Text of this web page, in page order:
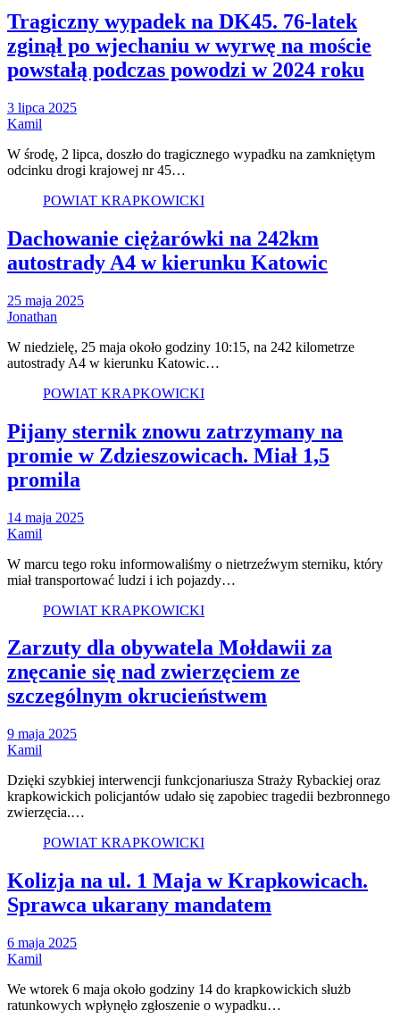
Tragiczny wypadek na DK45. 76-latek
zginął po wjechaniu w wyrwę na moście
powstałą podczas powodzi w 2024 roku
3 lipca 2025
Kamil
W środę, 2 lipca, doszło do tragicznego wypadku na zamkniętym
odcinku drogi krajowej nr 45…
POWIAT KRAPKOWICKI
Dachowanie ciężarówki na 242km
autostrady A4 w kierunku Katowic
25 maja 2025
Jonathan
W niedzielę, 25 maja około godziny 10:15, na 242 kilometrze
autostrady A4 w kierunku Katowic…
POWIAT KRAPKOWICKI
Pijany sternik znowu zatrzymany na
promie w Zdzieszowicach. Miał 1,5
promila
14 maja 2025
Kamil
W marcu tego roku informowaliśmy o nietrzeźwym sterniku, który
miał transportować ludzi i ich pojazdy…
POWIAT KRAPKOWICKI
Zarzuty dla obywatela Mołdawii za
znęcanie się nad zwierzęciem ze
szczególnym okrucieństwem
9 maja 2025
Kamil
Dzięki szybkiej interwencji funkcjonariusza Straży Rybackiej oraz
krapkowickich policjantów udało się zapobiec tragedii bezbronnego
zwierzęcia.…
POWIAT KRAPKOWICKI
Kolizja na ul. 1 Maja w Krapkowicach.
Sprawca ukarany mandatem
6 maja 2025
Kamil
We wtorek 6 maja około godziny 14 do krapkowickich służb
ratunkowych wpłynęło zgłoszenie o wypadku…